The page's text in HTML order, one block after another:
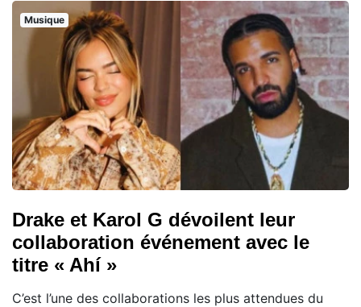
Musique
Drake et Karol G dévoilent leur
collaboration événement avec le
titre « Ahí »
C’est l’une des collaborations les plus attendues du